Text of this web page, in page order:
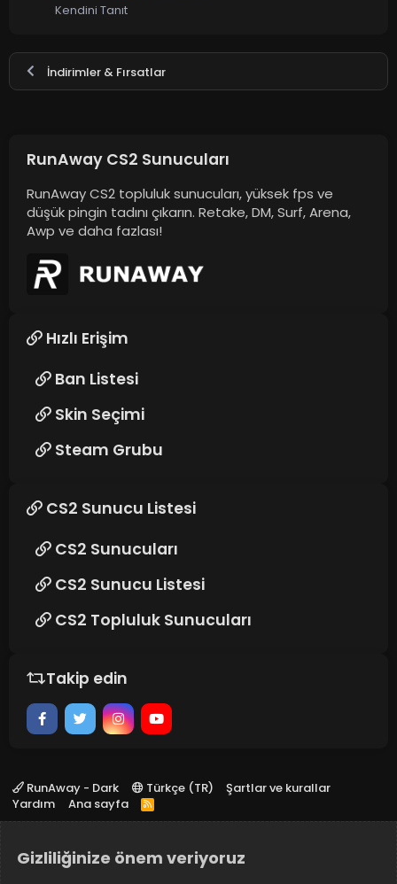
Kendini Tanıt
İndirimler & Fırsatlar
RunAway CS2 Sunucuları
RunAway CS2 topluluk sunucuları, yüksek fps ve
düşük pingin tadını çıkarın. Retake, DM, Surf, Arena,
Awp ve daha fazlası!
Hızlı Erişim
Ban Listesi
Skin Seçimi
Steam Grubu
CS2 Sunucu Listesi
CS2 Sunucuları
CS2 Sunucu Listesi
CS2 Topluluk Sunucuları
Takip edin
RunAway - Dark Türkçe (TR)
Şartlar ve kurallar
Yardım
Ana sayfa
R
S
Gizliliğinize önem veriyoruz